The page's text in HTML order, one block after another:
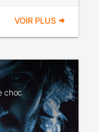
VOIR PLUS
choc